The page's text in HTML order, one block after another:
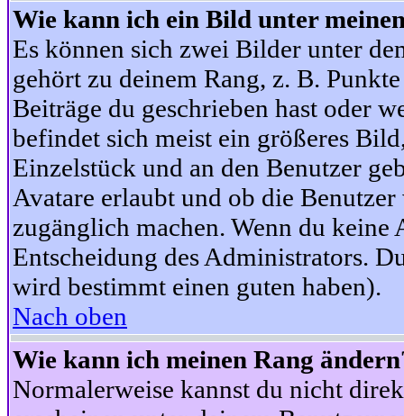
Wie kann ich ein Bild unter
Es können sich zwei Bilder unter
gehört zu deinem Rang, z. B.
Beiträge du geschrieben hast oder
befindet sich meist ein größeres
Einzelstück und an den Benutzer
Avatare erlaubt und ob die
zugänglich machen. Wenn du keine
Entscheidung des Administrators.
wird bestimmt einen guten haben).
Nach oben
Wie kann ich meinen Rang
Normalerweise kannst du nicht